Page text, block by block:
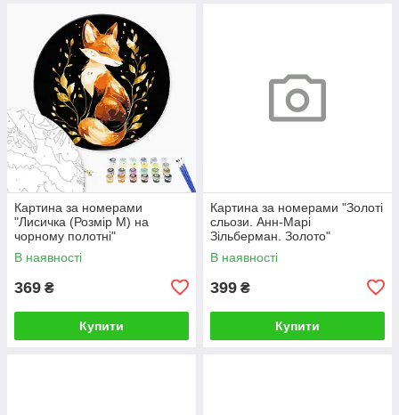
Картина за номерами
"Лисичка (Розмір М) на
чорному полотні"
RCB00126М 30
В наявності
369 ₴
Купити
Картина за номерами "Золоті
сльози. Анн-Марі
Зільберман. Золото"
BS52812L 48×60 см
В наявності
399 ₴
Купити